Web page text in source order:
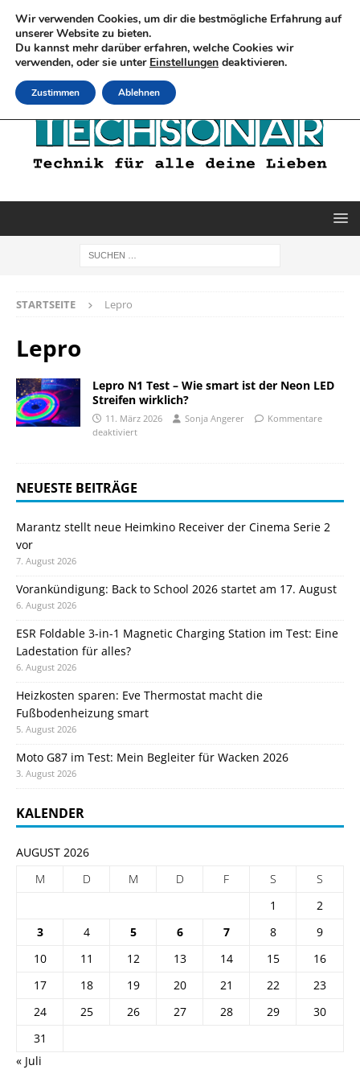
STARTSEITE Lepro
Lepro
Lepro N1 Test – Wie smart ist der Neon LED
Streifen wirklich?
11. März 2026 Sonja Angerer
Kommentare
deaktiviert
NEUESTE BEITRÄGE
Marantz stellt neue Heimkino Receiver der Cinema Serie 2
vor
7. August 2026
Vorankündigung: Back to School 2026 startet am 17. August
6. August 2026
ESR Foldable 3-in-1 Magnetic Charging Station im Test: Eine
Ladestation für alles?
6. August 2026
Heizkosten sparen: Eve Thermostat macht die
Fußbodenheizung smart
5. August 2026
Moto G87 im Test: Mein Begleiter für Wacken 2026
3. August 2026
KALENDER
AUGUST 2026
M
D M D F S
S
1
2
3
4 5 6 7 8
9
10
11 12 13 14 15
16
17
18 19 20 21 22
23
24
25 26 27 28 29
30
31
« Juli
Wir verwenden Cookies, um dir die bestmögliche Erfahrung auf
unserer Website zu bieten.
Du kannst mehr darüber erfahren, welche Cookies wir
verwenden, oder sie unter Einstellungen deaktivieren.
Zustimmen Ablehnen